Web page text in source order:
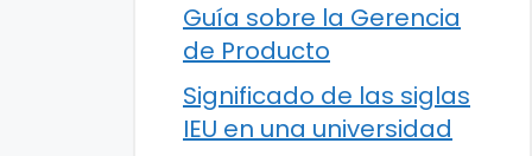
Guía sobre la Gerencia
de Producto
Significado de las siglas
IEU en una universidad